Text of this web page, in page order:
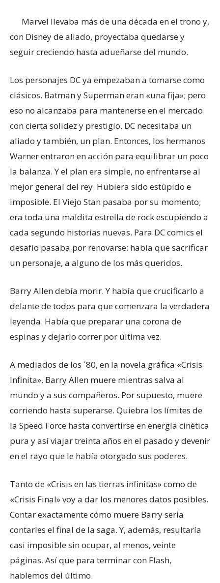
Marvel llevaba más de una década en el trono y,
con Disney de aliado, proyectaba quedarse y
seguir creciendo hasta adueñarse del mundo.
Los personajes DC ya empezaban a tomarse como
clásicos. Batman y Superman eran «una fija»; pero
eso no alcanzaba para mantenerse en el mercado
con cierta solidez y prestigio. DC necesitaba un
aliado y también, un plan. Entonces, los hermanos
Warner entraron en acción para equilibrar un poco
la balanza. Y el plan era simple, no enfrentarse al
mejor general del rey. Hubiera sido estúpido e
imposible. El Viejo Stan pasaba por su momento;
era toda una maldita estrella de rock escupiendo a
cada segundo historias nuevas. Para DC comics el
desafío pasaba por renovarse: había que sacrificar
un personaje, a alguno de los más queridos.
Barry Allen debía morir. Y había que crucificarlo a
delante de todos para que comenzara la verdadera
leyenda. Había que preparar una corona de
espinas y dejarlo correr por última vez.
A mediados de los ´80, en la novela gráfica «Crisis
Infinita», Barry Allen muere mientras salva al
mundo y a sus compañeros. Por supuesto, muere
corriendo hasta superarse. Quiebra los límites de
la Speed Force hasta convertirse en energía cinética
pura y así viajar treinta años en el pasado y devenir
en el rayo que le había otorgado sus poderes.
Tanto de «Crisis en las tierras infinitas» como de
«Crisis Final» voy a dar los menores datos posibles.
Contar exactamente cómo muere Barry seria
contarles el final de la saga. Y, además, resultaría
casi imposible sin ocupar, al menos, veinte
páginas. Así que para terminar con Flash,
hablemos del último.